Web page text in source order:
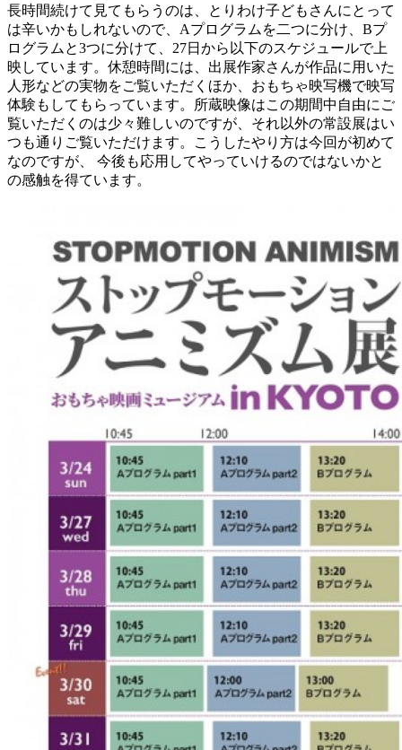
長時間続けて見てもらうのは、とりわけ子どもさんにとって
は辛いかもしれないので、Aプログラムを二つに分け、Bプ
ログラムと3つに分けて、27日から以下のスケジュールで上
映しています。休憩時間には、出展作家さんが作品に用いた
人形などの実物をご覧いただくほか、おもちゃ映写機で映写
体験もしてもらっています。所蔵映像はこの期間中自由にご
覧いただくのは少々難しいのですが、それ以外の常設展はい
つも通りご覧いただけます。こうしたやり方は今回が初めて
なのですが、 今後も応用してやっていけるのではないかと
の感触を得ています。